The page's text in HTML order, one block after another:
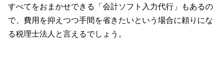
すべてをおまかせできる「会計ソフト入力代行」もあるの
で、費用を抑えつつ手間を省きたいという場合に頼りにな
る税理士法人と言えるでしょう。